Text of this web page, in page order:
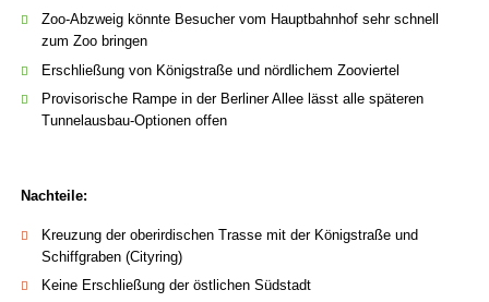
Zoo-Abzweig könnte Besucher vom Hauptbahnhof sehr schnell
zum Zoo bringen
Erschließung von Königstraße und nördlichem Zooviertel
Provisorische Rampe in der Berliner Allee lässt alle späteren
Tunnelausbau-Optionen offen
Nachteile:
Kreuzung der oberirdischen Trasse mit der Königstraße und
Schiffgraben (Cityring)
Keine Erschließung der östlichen Südstadt